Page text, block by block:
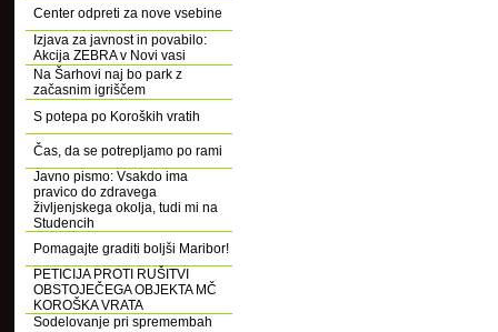
Center odpreti za nove vsebine
Izjava za javnost in povabilo:
Akcija ZEBRA v Novi vasi
Na Šarhovi naj bo park z
začasnim igriščem
S potepa po Koroških vratih
Čas, da se potrepljamo po rami
Javno pismo: Vsakdo ima
pravico do zdravega
življenjskega okolja, tudi mi na
Studencih
Pomagajte graditi boljši Maribor!
PETICIJA PROTI RUŠITVI
OBSTOJEČEGA OBJEKTA MČ
KOROŠKA VRATA
Sodelovanje pri spremembah